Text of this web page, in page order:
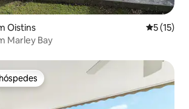
Oistins
5 (15)
Marley Bay
mais apreciados